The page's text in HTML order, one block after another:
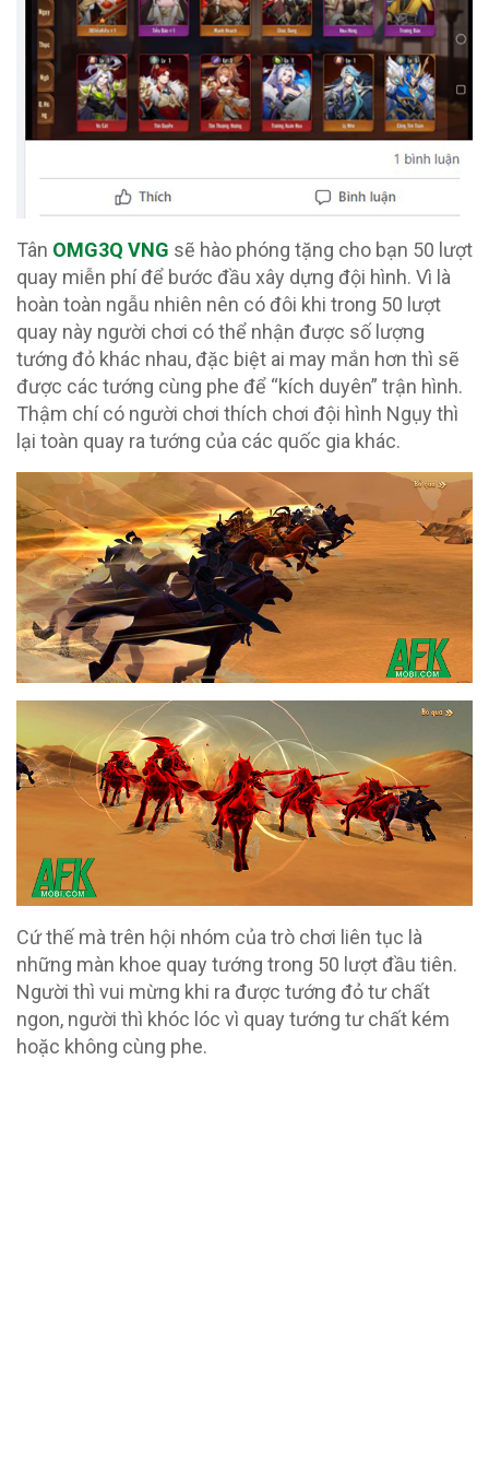
Tân OMG3Q VNG sẽ hào phóng tặng cho bạn 50 lượt
quay miễn phí để bước đầu xây dựng đội hình. Vì là
hoàn toàn ngẫu nhiên nên có đôi khi trong 50 lượt
quay này người chơi có thể nhận được số lượng
tướng đỏ khác nhau, đặc biệt ai may mắn hơn thì sẽ
được các tướng cùng phe để “kích duyên” trận hình.
Thậm chí có người chơi thích chơi đội hình Ngụy thì
lại toàn quay ra tướng của các quốc gia khác.
Cứ thế mà trên hội nhóm của trò chơi liên tục là
những màn khoe quay tướng trong 50 lượt đầu tiên.
Người thì vui mừng khi ra được tướng đỏ tư chất
ngon, người thì khóc lóc vì quay tướng tư chất kém
hoặc không cùng phe.